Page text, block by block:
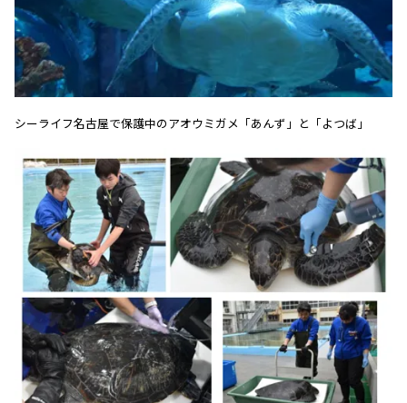
シーライフ名古屋で保護中のアオウミガメ「あんず」と「よつば」